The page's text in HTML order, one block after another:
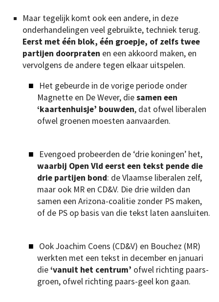
Maar tegelijk komt ook een andere, in deze
onderhandelingen veel gebruikte, techniek terug.
Eerst met één blok, één groepje, of zelfs twee
partijen doorpraten en een akkoord maken, en
vervolgens de andere tegen elkaar uitspelen.
Het gebeurde in de vorige periode onder
Magnette en De Wever, diesamen een
‘kaartenhuisje’ bouwden, dat ofwel liberalen
ofwel groenen moesten aanvaarden.
Evengoed probeerden de ‘drie koningen’ het,
waarbij Open Vld eerst een tekst pende die
drie partijen bond: de Vlaamse liberalen zelf,
maar ook MR en CD&V. Die drie wilden dan
samen een Arizona-coalitie zonder PS maken,
of de PS op basis van die tekst laten aansluiten.
Ook Joachim Coens (CD&V) en Bouchez (MR)
werkten met een tekst in december en januari
die‘vanuit het centrum’ ofwel richting paars-
groen, ofwel richting paars-geel kon gaan.